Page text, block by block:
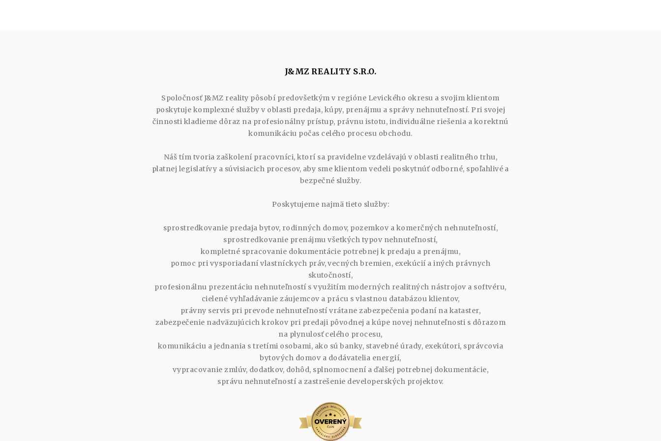
J&MZ REALITY S.R.O.
Spoločnosť J&MZ reality pôsobí predovšetkým v regióne Levického okresu a svojim klientom
poskytuje komplexné služby v oblasti predaja, kúpy, prenájmu a správy nehnuteľností. Pri svojej
činnosti kladieme dôraz na profesionálny prístup, právnu istotu, individuálne riešenia a korektnú
komunikáciu počas celého procesu obchodu.
Náš tím tvoria zaškolení pracovníci, ktorí sa pravidelne vzdelávajú v oblasti realitného trhu,
platnej legislatívy a súvisiacich procesov, aby sme klientom vedeli poskytnúť odborné, spoľahlivé a
bezpečné služby.
Poskytujeme najmä tieto služby:
sprostredkovanie predaja bytov, rodinných domov, pozemkov a komerčných nehnuteľností,
sprostredkovanie prenájmu všetkých typov nehnuteľností,
kompletné spracovanie dokumentácie potrebnej k predaju a prenájmu,
pomoc pri vysporiadaní vlastníckych práv, vecných bremien, exekúcií a iných právnych
skutočností,
profesionálnu prezentáciu nehnuteľností s využitím moderných realitných nástrojov a softvéru,
cielené vyhľadávanie záujemcov a prácu s vlastnou databázou klientov,
právny servis pri prevode nehnuteľností vrátane zabezpečenia podaní na kataster,
zabezpečenie nadväzujúcich krokov pri predaji pôvodnej a kúpe novej nehnuteľnosti s dôrazom
na plynulosť celého procesu,
komunikáciu a jednania s tretími osobami, ako sú banky, stavebné úrady, exekútori, správcovia
bytových domov a dodávatelia energií,
vypracovanie zmlúv, dodatkov, dohôd, splnomocnení a ďalšej potrebnej dokumentácie,
správu nehnuteľností a zastrešenie developerských projektov.